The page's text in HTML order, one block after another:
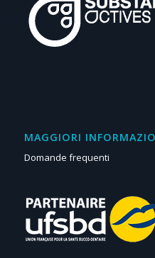
MAGGIORI
Domande frequenti